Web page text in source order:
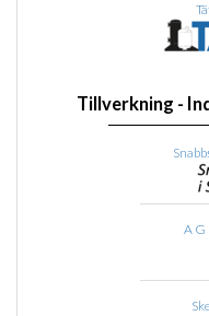
Tillverkning -
A G